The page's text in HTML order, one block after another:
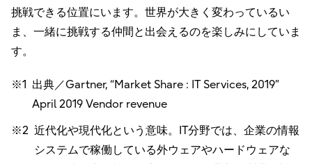
挑戦できる位置にいます。世界が大きく変わっているい
ま、一緒に挑戦する仲間と出会えるのを楽しみにしていま
す。
※1 出典／Gartner, “Market Share : IT Services, 2019”
April 2019 Vendor revenue
※2 近代化や現代化という意味。IT分野では、企業の情報
システムで稼働している外ウェアやハードウェアな